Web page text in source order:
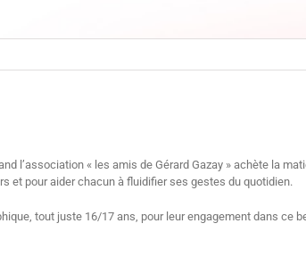
l’association « les amis de Gérard Gazay » achète la
et pour aider chacun à fluidifier ses gestes du quotidien.
tout juste 16/17 ans, pour leur engagement dans ce